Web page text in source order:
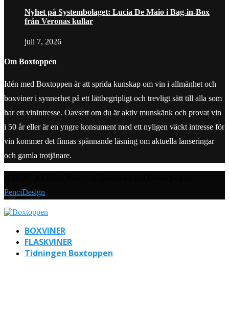
Nyhet på Systembolaget: Lucia De Maio i Bag-in-Box
från Veronas kullar
juli 7, 2026
Om Boxtoppen
Idén med Boxtoppen är att sprida kunskap om vin i allmänhet och
boxviner i synnerhet på ett lättbegripligt och trevligt sätt till alla som
har ett vinintresse. Oavsett om du är aktiv munskänk och provat vin
i 50 år eller är en yngre konsument med ett nyligen väckt intresse för
vin kommer det finnas spännande läsning om aktuella lanseringar
och gamla trotjänare.
PenciDesign
BOXVINER
FLASKVINER
Tidningen Boxtoppen